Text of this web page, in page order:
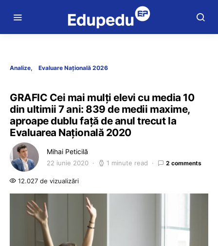
Analize Evaluare Națională 2026
GRAFIC Cei mai mulţi elevi cu media 10
din ultimii 7 ani: 839 de medii maxime,
aproape dublu faţă de anul trecut la
Evaluarea Naţională 2020
Mihai Peticilă
22 iunie 2020 1 minute read 2 comments
12.027 de vizualizări